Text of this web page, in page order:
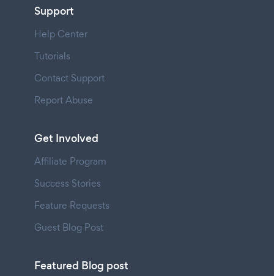
Support
Help Center
Tutorials
Contact Support
Report Abuse
Get Involved
Affiliate Program
Success Stories
Feature Requests
Guest Blog Post
Featured Blog post